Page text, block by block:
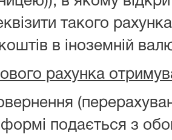
такого
в іноземній
рахунка
формі подається з